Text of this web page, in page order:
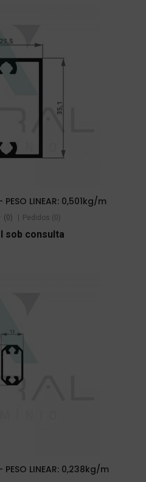
LINEAR: 0,501kg/m
(0) Pedidos (0)
sob consulta
LINEAR: 0,238kg/m